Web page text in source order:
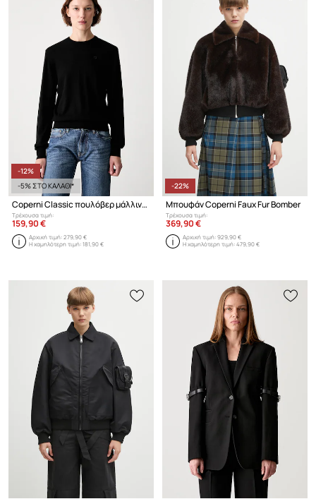
-12%
-5% ΣΤΟ ΚΑΛΑΘΙ*
Coperni Classic πουλόβερ μάλλινο γυναικείο
Τρέχουσα τιμή:
159,90 €
Αρχική τιμή:279,90 €
Η χαμηλότερη τιμή:181,90 €
-22%
Μπουφάν Coperni Faux Fur Bomber
Τρέχουσα τιμή:
369,90 €
Αρχική τιμή:929,90 €
Η χαμηλότερη τιμή:479,90 €